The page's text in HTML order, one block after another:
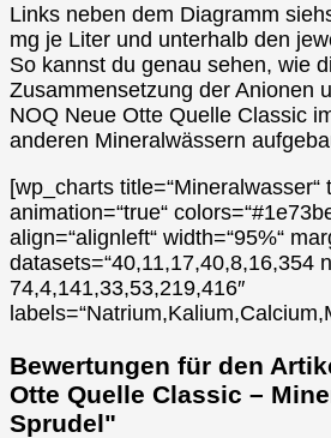
Links neben dem Diagramm
mg je Liter und unterhalb den
So kannst du genau sehen, wie
Zusammensetzung der Anionen
NOQ Neue Otte Quelle Classic
anderen Mineralwässern
[wp_charts title=“Mineralwasser“
animation=“true“
align=“alignleft“ width=“95%“
datasets=“40,11,17,40,8,16,354
74,4,141,33,53,219,416″
Bewertungen für den
Otte Quelle Classic –
Sprudel"